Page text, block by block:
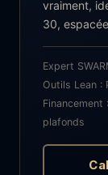
vraiment,
30,
Expert
Outils Lean :
plafonds